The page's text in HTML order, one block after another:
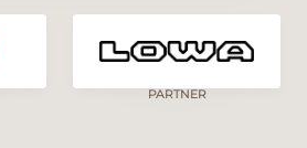
PARTNER